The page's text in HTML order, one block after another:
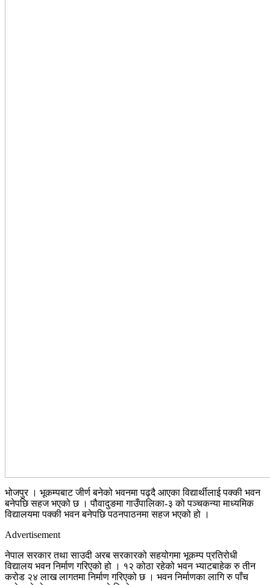
भोजपुर । भूकम्पबाट जीर्ण बनेको भवनमा पढ्दै आएका विद्यार्थीलाई पक्की भवन
बनेपछि सहज भएको छ । पौवादुङमा गाउँपालिका-३ को पञ्चकन्या माध्यमिक
विद्यालयमा पक्की भवन बनेपछि पठनपाठनमा सहज भएको हो ।
Advertisement
नेपाल सरकार तथा साउदी अरब सरकारको सहयोगमा भूकम्प प्रतिरोधी
विद्यालय भवन निर्माण गरिएको हो । १२ कोठा रहेको भवन भ्याटबाहेक रु तीन
करोड २४ लाख लागतमा निर्माण गरिएको छ । भवन निर्माणका लागि रु पाँच